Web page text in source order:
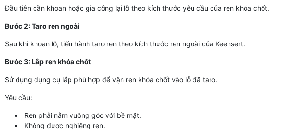
Đầu tiên cần khoan hoặc gia công lại lỗ theo kích thước yêu cầu của ren khóa chốt.
Bước 2: Taro ren ngoài
Sau khi khoan lỗ, tiến hành taro ren theo kích thước ren ngoài của Keensert.
Bước 3: Lắp ren khóa chốt
Sử dụng dụng cụ lắp phù hợp để vặn ren khóa chốt vào lỗ đã taro.
Yêu cầu:
Ren phải nằm vuông góc với bề mặt.
Không được nghiêng ren.